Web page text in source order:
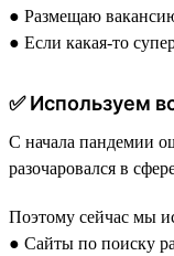
● Размещаю
● Если какая-то
✅ Используем
С начала пандемии
разочаровался в
Поэтому сейчас мы
● Сайты по поиску